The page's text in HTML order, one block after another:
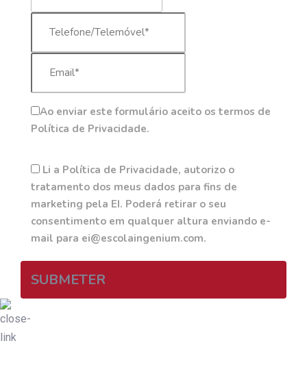
Ao enviar este formulário aceito os termos de
Política de Privacidade.
Li a Política de Privacidade, autorizo o
tratamento dos meus dados para fins de
marketing pela EI. Poderá retirar o seu
consentimento em qualquer altura enviando e-
mail para ei@escolaingenium.com.
SUBMETER